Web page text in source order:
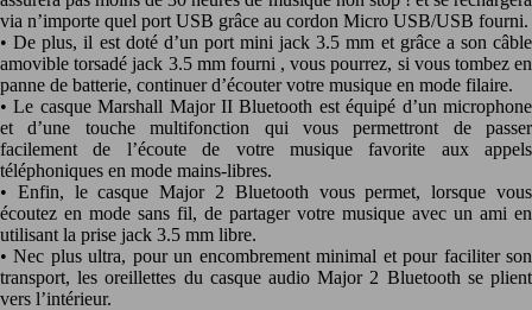
via n’importe quel port USB grâce au cordon Micro USB/USB fourni.
• De plus, il est doté d’un port mini jack 3.5 mm et grâce a son câble
amovible torsadé jack 3.5 mm fourni , vous pourrez, si vous tombez en
panne de batterie, continuer d’écouter votre musique en mode filaire.
• Le casque Marshall Major II Bluetooth est équipé d’un microphone
et d’une touche multifonction qui vous permettront de passer
facilement de l’écoute de votre musique favorite aux appels
téléphoniques en mode mains-libres.
• Enfin, le casque Major 2 Bluetooth vous permet, lorsque vous
écoutez en mode sans fil, de partager votre musique avec un ami en
utilisant la prise jack 3.5 mm libre.
• Nec plus ultra, pour un encombrement minimal et pour faciliter son
transport, les oreillettes du casque audio Major 2 Bluetooth se plient
vers l’intérieur.